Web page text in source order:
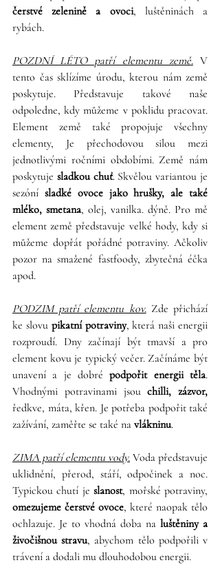
čerstvé zelenině a ovoci, luštěninách a
rybách.
POZDNÍ LÉTO patří elementu země. V
tento čas sklízíme úrodu, kterou nám země
poskytuje. Představuje takové naše
odpoledne, kdy můžeme v poklidu pracovat.
Element země také propojuje všechny
elementy, Je přechodovou silou mezi
jednotlivými ročními obdobími. Země nám
poskytuje sladkou chuť. Skvělou variantou je
sezóní sladké ovoce jako hrušky, ale také
mléko, smetana, olej, vanilka. dýně. Pro mě
element země představuje velké hody, kdy si
můžeme dopřát pořádné potraviny. Ačkoliv
pozor na smažené fastfoody, zbytečná éčka
apod.
PODZIM patří elementu kov. Zde přichází
ke slovu pikatní potraviny, která naši energii
rozproudí. Dny začínají být tmavší a pro
element kovu je typický večer. Začínáme být
unavení a je dobré podpořit energii těla.
Vhodnými potravinami jsou chilli, zázvor,
ředkve, máta, křen. Je potřeba podpořit také
zažívání, zaměřte se také na vlákninu.
ZIMA patří elementu vody. Voda představuje
uklidnění, přerod, stáří, odpočinek a noc.
Typickou chutí je slanost
omezujeme čerstvé ovoce, které naopak tělo
ochlazuje. Je to vhodná doba na luštěniny a
živočišnou stravu, abychom tělo podpořili v
trávení a dodali mu dlouhodobou energii.